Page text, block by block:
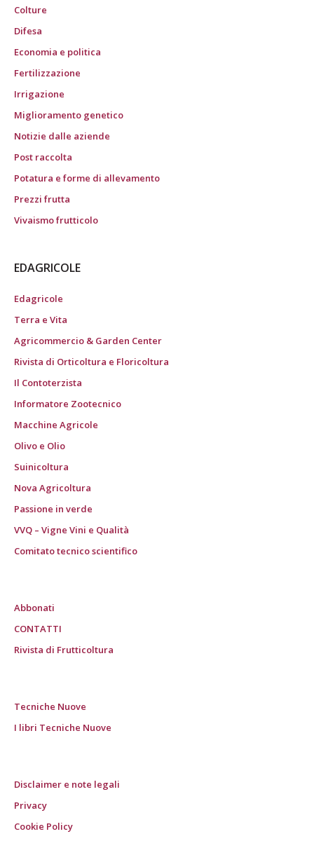
Colture
Difesa
Economia e politica
Fertilizzazione
Irrigazione
Miglioramento genetico
Notizie dalle aziende
Post raccolta
Potatura e forme di allevamento
Prezzi frutta
Vivaismo frutticolo
EDAGRICOLE
Edagricole
Terra e Vita
Agricommercio & Garden Center
Rivista di Orticoltura e Floricoltura
Il Contoterzista
Informatore Zootecnico
Macchine Agricole
Olivo e Olio
Suinicoltura
Nova Agricoltura
Passione in verde
VVQ – Vigne Vini e Qualità
Comitato tecnico scientifico
Abbonati
CONTATTI
Rivista di Frutticoltura
Tecniche Nuove
I libri Tecniche Nuove
Disclaimer e note legali
Privacy
Cookie Policy